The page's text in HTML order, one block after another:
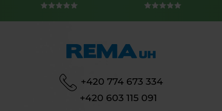
+420 774 673 334
+420 603 115 091